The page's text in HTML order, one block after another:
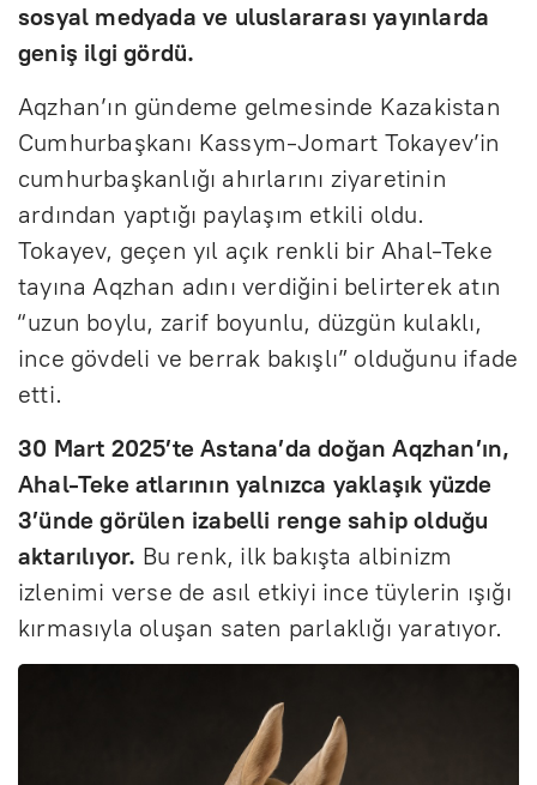
sosyal medyada ve uluslararası yayınlarda
geniş ilgi gördü.
Aqzhan’ın gündeme gelmesinde Kazakistan
Cumhurbaşkanı Kassym-Jomart Tokayev’in
cumhurbaşkanlığı ahırlarını ziyaretinin
ardından yaptığı paylaşım etkili oldu.
Tokayev, geçen yıl açık renkli bir Ahal-Teke
tayına Aqzhan adını verdiğini belirterek atın
“uzun boylu, zarif boyunlu, düzgün kulaklı,
ince gövdeli ve berrak bakışlı” olduğunu ifade
etti.
30 Mart 2025’te Astana’da doğan Aqzhan’ın,
Ahal-Teke atlarının yalnızca yaklaşık yüzde
3’ünde görülen izabelli renge sahip olduğu
aktarılıyor. Bu renk, ilk bakışta albinizm
izlenimi verse de asıl etkiyi ince tüylerin ışığı
kırmasıyla oluşan saten parlaklığı yaratıyor.